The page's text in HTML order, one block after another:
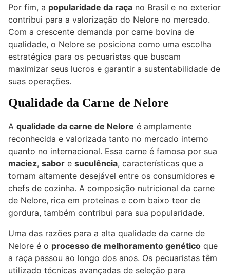
Por fim, a popularidade da raça no Brasil e no exterior
contribui para a valorização do Nelore no mercado.
Com a crescente demanda por carne bovina de
qualidade, o Nelore se posiciona como uma escolha
estratégica para os pecuaristas que buscam
maximizar seus lucros e garantir a sustentabilidade de
suas operações.
Qualidade da Carne de Nelore
A qualidade da carne de Nelore é amplamente
reconhecida e valorizada tanto no mercado interno
quanto no internacional. Essa carne é famosa por sua
maciez, sabor e suculência, características que a
tornam altamente desejável entre os consumidores e
chefs de cozinha. A composição nutricional da carne
de Nelore, rica em proteínas e com baixo teor de
gordura, também contribui para sua popularidade.
Uma das razões para a alta qualidade da carne de
Nelore é o processo de melhoramento genético que
a raça passou ao longo dos anos. Os pecuaristas têm
utilizado técnicas avançadas de seleção para